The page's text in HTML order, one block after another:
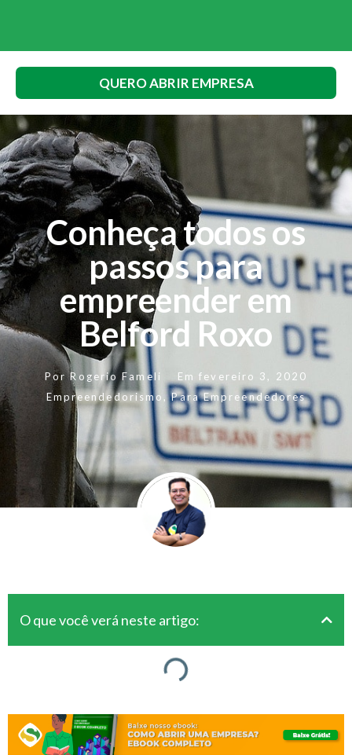
QUERO ABRIR EMPRESA
Conheça todos os
passos para
empreender em
Belford Roxo
PorRogerio Fameli Em fevereiro 3, 2020
Empreendedorismo ,Para Empreendedores
O que você verá neste artigo: